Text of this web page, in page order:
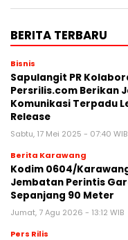
BERITA TERBARU
Bisnis
Sapulangit PR
Persrilis.com Berikan
Komunikasi Terpadu
Release
Sabtu, 17 Mei 2025 - 07:40 WIB
Berita Karawang
Kodim 0604/
Jembatan Perintis
Sepanjang 90 Meter
Jumat, 7 Agu 2026 - 13:12 WIB
Pers Rilis